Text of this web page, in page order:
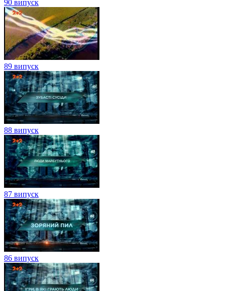
90 випуск
89 випуск
88 випуск
87 випуск
86 випуск